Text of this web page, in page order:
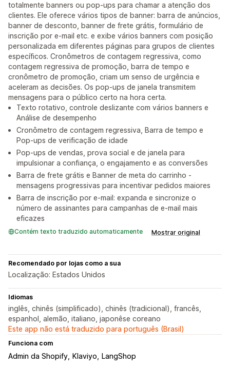
totalmente banners ou pop-ups para chamar a atenção dos
clientes. Ele oferece vários tipos de banner: barra de anúncios,
banner de desconto, banner de frete grátis, formulário de
inscrição por e-mail etc. e exibe vários banners com posição
personalizada em diferentes páginas para grupos de clientes
específicos. Cronômetros de contagem regressiva, como
contagem regressiva de promoção, barra de tempo e
cronômetro de promoção, criam um senso de urgência e
aceleram as decisões. Os pop-ups de janela transmitem
mensagens para o público certo na hora certa.
Texto rotativo, controle deslizante com vários banners e
Análise de desempenho
Cronômetro de contagem regressiva, Barra de tempo e
Pop-ups de verificação de idade
Pop-ups de vendas, prova social e de janela para
impulsionar a confiança, o engajamento e as conversões
Barra de frete grátis e Banner de meta do carrinho -
mensagens progressivas para incentivar pedidos maiores
Barra de inscrição por e-mail: expanda e sincronize o
número de assinantes para campanhas de e-mail mais
eficazes
Contém texto traduzido automaticamente Mostrar original
Recomendado por lojas como a sua
Localização: Estados Unidos
Idiomas
inglês, chinês (simplificado), chinês (tradicional), francês,
espanhol, alemão, italiano, japonêse coreano
Este app não está traduzido para português (Brasil)
Funciona com
Admin da Shopify Klaviyo LangShop